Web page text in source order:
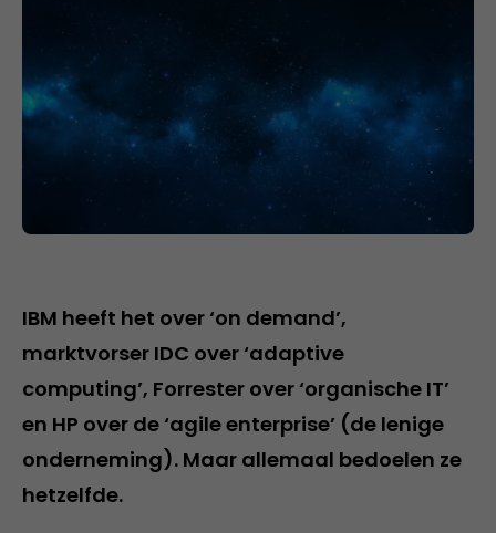
IBM heeft het over ‘on demand’,
marktvorser IDC over ‘adaptive
computing’, Forrester over ‘organische IT’
en HP over de ‘agile enterprise’ (de lenige
onderneming). Maar allemaal bedoelen ze
hetzelfde.